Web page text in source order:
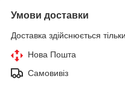
Умови доставки
Доставка здійснюється
Нова Пошта
Самовивіз